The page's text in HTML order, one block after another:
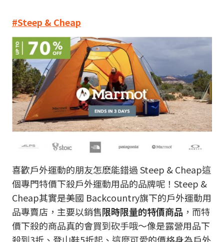
#Steep & Cheap
喜歡戶外運動的朋友怎麽能錯過 Steep & Cheap這
個專門特價下殺戶外運動用品的品牌呢！Steep &
Cheap其實是美國 Backcountry旗下的戶外運動用
品專賣店，主要以銷售限時限量的特價商品 ，而特
價下殺的商品真的會買到砍手哦～像是露營用品下